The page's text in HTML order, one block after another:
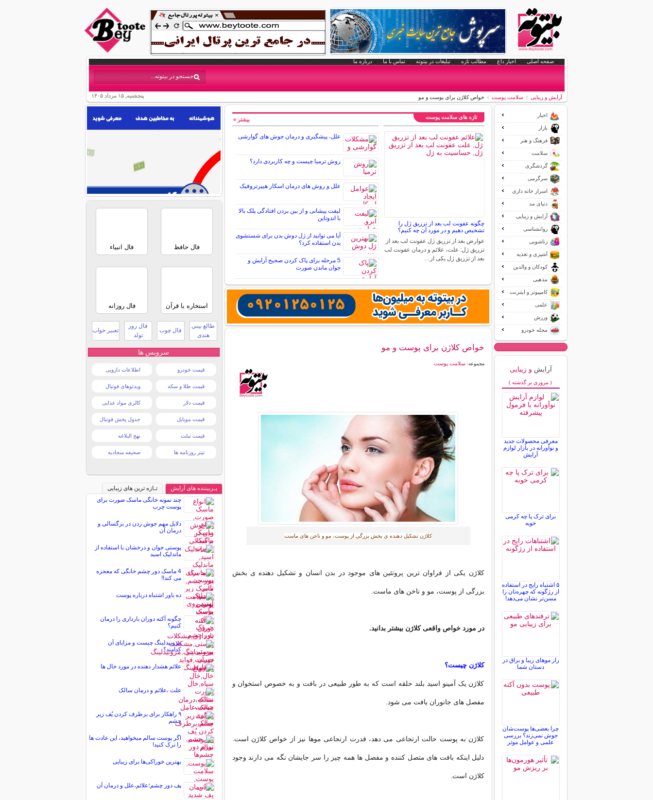
صفحه اصلی اخبار داغ مطالب تازه تبلیغات در بیتوته تماس با ما درباره ما
پنجشنبه, ۱۵ مرداد ۱۴۰۵ آرایش و زیبایی سلامت پوست خواص کلاژن برای پوست و مو
تازه های سلامت پوست
چگونه عفونت لب بعد از تزریق ژل را
تشخیص دهیم و در مورد آن چه کنیم؟
عوارض بعد از تزریق ژل عفونت لب بعد از
تزریق ژل: علت، علائم و درمان عفونت لب
بعد از تزریق ژل یکی از…
علل، پیشگیری و درمان جوش های گوارشی
روش ترمیا چیست و چه کاربردی دارد؟
علل و روش های درمان اسکار هیپرتروفیک
لیفت پیشانی و از بین بردن افتادگی پلک بالا
با اندوتاین
آیا می توانید از ژل دوش بدن برای شستشوی
بدن استفاده کرد؟
5 مرحله برای پاک کردن صحیح آرایش و
جوان ماندن صورت
بیشتر »
خواص کلاژن برای پوست و مو
مجموعه:سلامت پوست
کلاژن تشکیل دهنده ی بخش بزرگی از پوست، مو و ناخن های ماست
کلاژن یکی از فراوان ترین پروتئین های موجود در بدن انسان و تشکیل دهنده ی بخش
بزرگی از پوست، مو و ناخن های ماست.
در مورد خواص واقعی کلاژن بیشتر بدانید.
کلاژن چیست؟
کلاژن یک آمینو اسید بلند حلقه است که به طور طبیعی در بافت و به خصوص استخوان و
مفصل های جانوران یافت می شود.
کلاژن به پوست حالت ارتجاعی می دهد، قدرت ارتجاعی موها نیز از خواص کلاژن است.
دلیل اینکه بافت های متصل کننده و مفصل ها همه چیز را سر جایشان نگه می دارند وجود
کلاژن است.
اخبار
بازار
فرهنگ و هنر
سلامت
گردشگری
سرگرمی
اسرار خانه داری
دنیای مد
آرایش و زیبایی
روانشناسی
زناشویی
آشپزی و تغذیه
کودکان و والدین
مذهبی
کامپیوتر و اینترنت
علمی
ورزش
مجله خودرو
آرایش و زیبایی
( مروری بر گذشته )
معرفی محصولات جدید
و نوآورانه در بازار لوازم
آرایش
برای ترک پا چه کرمی
خوبه
۵ اشتباه رایج در استفاده
از رژگونه که چهره‌تان را
مسن‌تر نشان می‌دهد!
راز موهای زیبا و براق در
دستان شما
چرا بعضی‌ها پوست‌شان
جوش نمی‌زند؟ بررسی
علمی و عوامل موثر
فال حافظ فال انبیاء
استخاره با قرآن فال روزانه
طالع بینی
هندی
فال چوب
فال روز
تولد
تعبیر خواب
سرویس ها
قیمت خودرو اطلاعات دارویی
قیمت طلا و سکه ویدئوهای فوتبال
قیمت دلار کالری مواد غذایی
قیمت موبایل جدول پخش فوتبال
قیمت تبلت نهج البلاغه
تیتر روزنامه ها صحیفه سجادیه
پـربیننده های آرایش
تـازه ترین های زیبایی
چند نمونه خانگی ماسک صورت برای
پوست چرب
دلایل مهم جوش زدن در بزگسالی و
درمان آن
پوستی جوان و درخشان با استفاده از
ماندلیک اسید
4 ماسک دور چشم خانگی که معجزه
می کند!!
ده باور اشتباه درباره پوست
چگونه آکنه دوران بارداری را درمان
کنیم؟
مزونیدلینگ چیست و مزایای آن
کدامند؟
علائم هشدار دهنده در مورد خال ها
علت ،علائم و درمان سالک
۹ راهکار برای برطرف کردن پُف زیر
چشم
اگر پوست سالم میخواهید، این عادت ها
را ترک کنید!
بهترین خوراکی‌ها برای زیبایی
پف دور چشم؛علائم،علل و درمان آن